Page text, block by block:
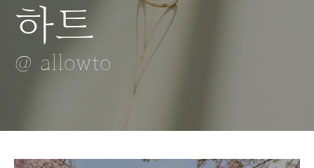
하트
@ allowto
초록한 곤충
@ allowto
눈맞은 나무
@ allowto
황금도시
@ allowto
체리블라썸
로드